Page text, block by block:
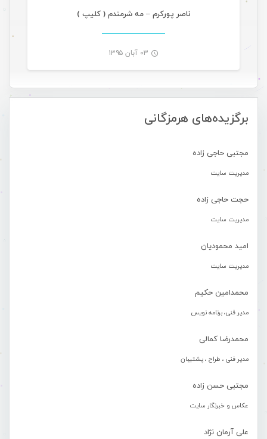
برگزیده‌های هرمزگانی
مجتبی حاجی زاده
مدیریت سایت
حجت حاجی زاده
مدیریت سایت
امید محمودیان
مدیریت سایت
محمدامین حکیم
مدیر فنی، برنامه نویس
محمدرضا کمالی
مدیر فنی ، طراح ، پشتیبان
مجتبی حسن زاده
عکاس و خبرنگار سایت
علی آرمان نژاد
ناصر پورکرم – مه شرمندم ( کلیپ )
۰۳ آبان ۱۳۹۵